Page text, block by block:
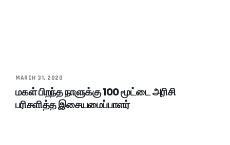
MARCH 31, 2020
மகள் பிறந்த நாளுக்கு 100 மூட்டை அரிசி
பரிசளித்த இசையமைப்பாளர்